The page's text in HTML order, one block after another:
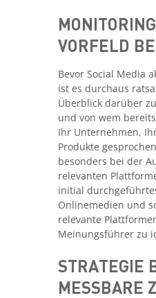
VORFELD
Bevor Social Media
ist es durchaus
Überblick darüber
und von wem
Ihr Unternehmen,
Produkte
besonders bei der
relevanten
initial
Onlinemedien und
relevante
Meinungsführer zu
STRATEGIE
MESSBARE